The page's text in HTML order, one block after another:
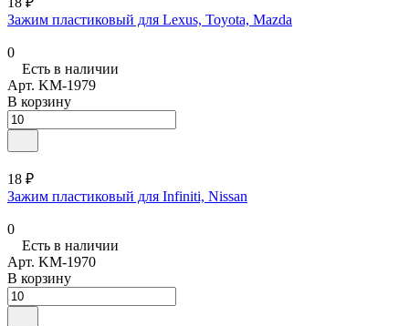
Зажим пластиковый для Lexus, Toyota, Mazda
0
Есть в наличии
Арт. KM-1979
В корзину
18 ₽
Зажим пластиковый для Infiniti, Nissan
0
Есть в наличии
Арт. KM-1970
В корзину